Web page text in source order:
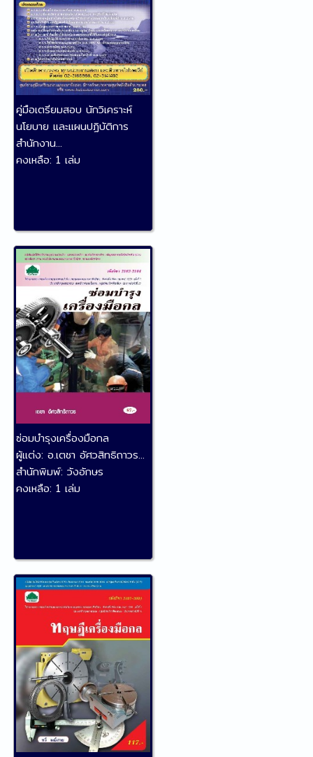
คู่มือเตรียมสอบ นักวิเคราะห์
นโยบาย และแผนปฏิบัติการ
สำนักงาน...
คงเหลือ: 1 เล่ม
ซ่อมบำรุงเครื่องมือกล
ผู้แต่ง: อ.เตชา อัศวสิทธิถาวร...
สำนักพิมพ์: วังอักษร
คงเหลือ: 1 เล่ม